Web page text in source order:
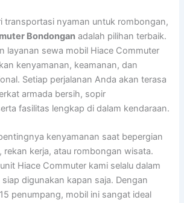
transportasi nyaman untuk rombongan,
Bondongan adalah pilihan terbaik.
layanan sewa mobil Hiace Commuter
kenyamanan, keamanan, dan
Setiap perjalanan Anda akan terasa
armada bersih, sopir
fasilitas lengkap di dalam kendaraan.
kenyamanan saat bepergian
rekan kerja, atau rombongan wisata.
Hiace Commuter kami selalu dalam
digunakan kapan saja. Dengan
penumpang, mobil ini sangat ideal